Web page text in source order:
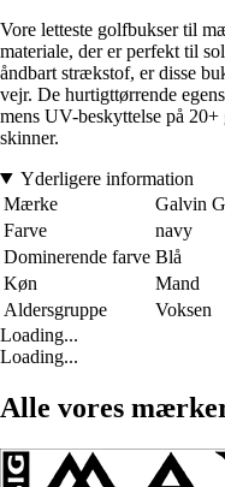
Vore letteste golfbukser til
materiale, der er perfekt til
åndbart strækstof, er disse
vejr. De hurtigttørrende
mens UV-beskyttelse på
skinner.
Yderligere information
Mærke
Galvin
Farve
navy
Dominerende farve Blå
Køn
Mand
Aldersgruppe
Voksen
Loading...
Loading...
Alle vores